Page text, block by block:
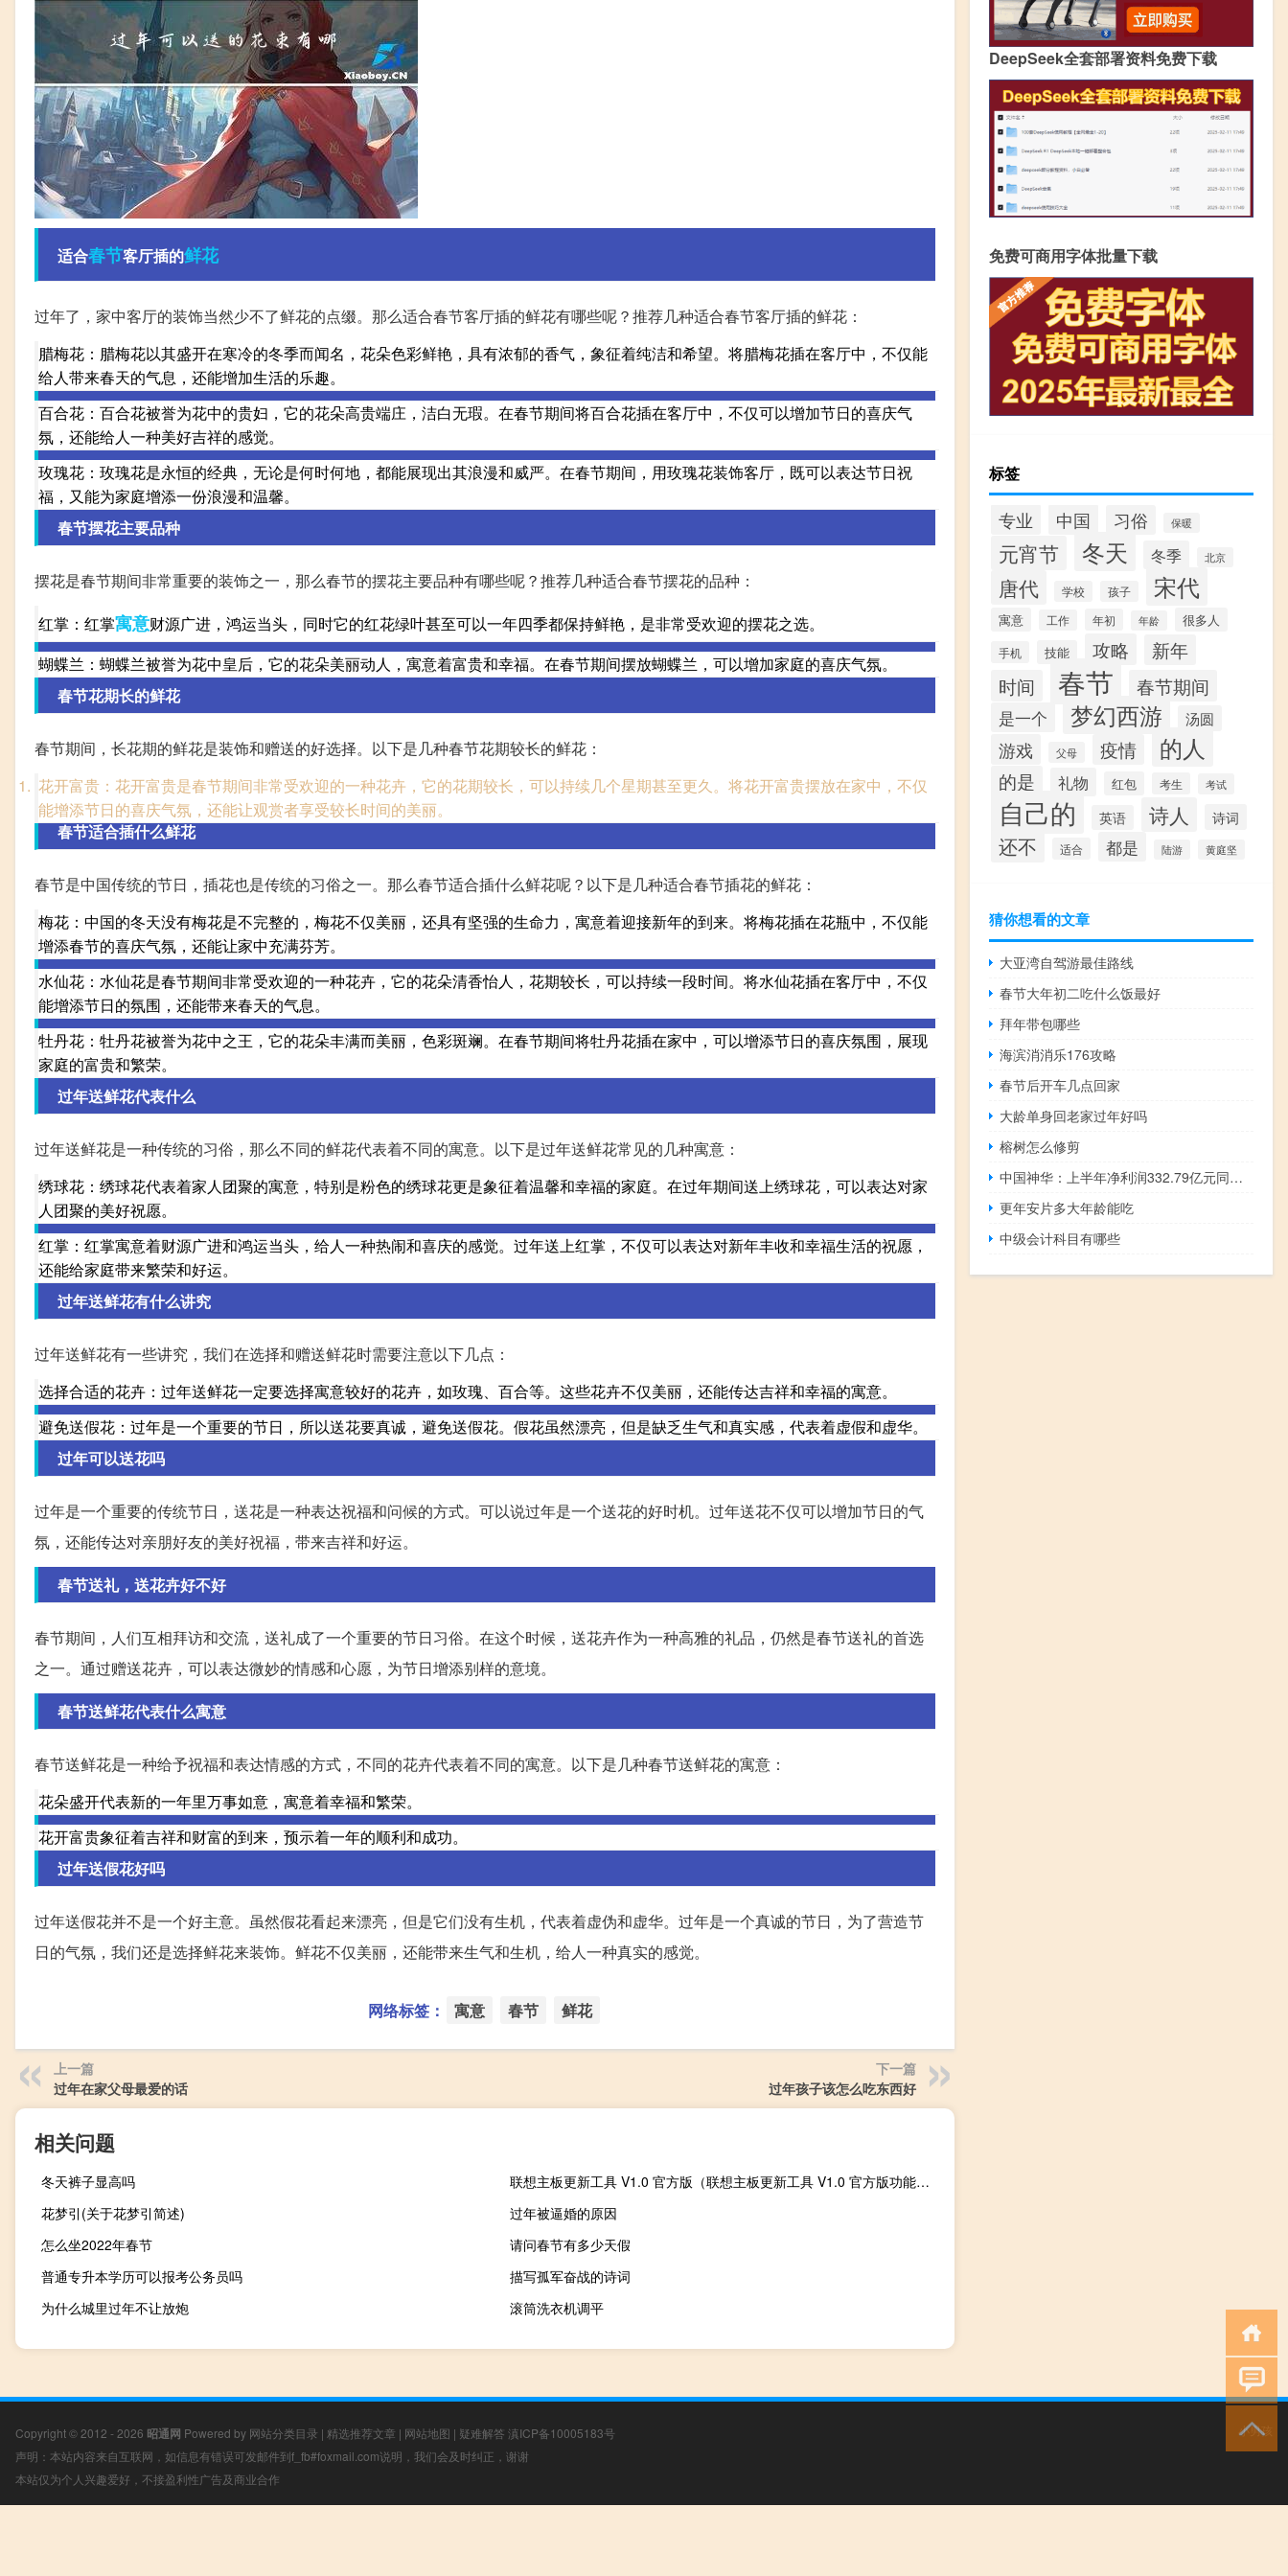
适合春节客厅插的鲜花
过年了，家中客厅的装饰当然少不了鲜花的点缀。那么适合春节客厅插的鲜花有哪些呢？推荐几种适合春节客厅插的鲜花：
腊梅花：腊梅花以其盛开在寒冷的冬季而闻名，花朵色彩鲜艳，具有浓郁的香气，象征着纯洁和希望。将腊梅花插在客厅中，不仅能
给人带来春天的气息，还能增加生活的乐趣。
百合花：百合花被誉为花中的贵妇，它的花朵高贵端庄，洁白无瑕。在春节期间将百合花插在客厅中，不仅可以增加节日的喜庆气
氛，还能给人一种美好吉祥的感觉。
玫瑰花：玫瑰花是永恒的经典，无论是何时何地，都能展现出其浪漫和威严。在春节期间，用玫瑰花装饰客厅，既可以表达节日祝
福，又能为家庭增添一份浪漫和温馨。
春节摆花主要品种
摆花是春节期间非常重要的装饰之一，那么春节的摆花主要品种有哪些呢？推荐几种适合春节摆花的品种：
红掌：红掌寓意财源广进，鸿运当头，同时它的红花绿叶甚至可以一年四季都保持鲜艳，是非常受欢迎的摆花之选。
蝴蝶兰：蝴蝶兰被誉为花中皇后，它的花朵美丽动人，寓意着富贵和幸福。在春节期间摆放蝴蝶兰，可以增加家庭的喜庆气氛。
春节花期长的鲜花
春节期间，长花期的鲜花是装饰和赠送的好选择。以下是几种春节花期较长的鲜花：
花开富贵：花开富贵是春节期间非常受欢迎的一种花卉，它的花期较长，可以持续几个星期甚至更久。将花开富贵摆放在家中，不仅
能增添节日的喜庆气氛，还能让观赏者享受较长时间的美丽。
春节适合插什么鲜花
春节是中国传统的节日，插花也是传统的习俗之一。那么春节适合插什么鲜花呢？以下是几种适合春节插花的鲜花：
梅花：中国的冬天没有梅花是不完整的，梅花不仅美丽，还具有坚强的生命力，寓意着迎接新年的到来。将梅花插在花瓶中，不仅能
增添春节的喜庆气氛，还能让家中充满芬芳。
水仙花：水仙花是春节期间非常受欢迎的一种花卉，它的花朵清香怡人，花期较长，可以持续一段时间。将水仙花插在客厅中，不仅
能增添节日的氛围，还能带来春天的气息。
牡丹花：牡丹花被誉为花中之王，它的花朵丰满而美丽，色彩斑斓。在春节期间将牡丹花插在家中，可以增添节日的喜庆氛围，展现
家庭的富贵和繁荣。
过年送鲜花代表什么
过年送鲜花是一种传统的习俗，那么不同的鲜花代表着不同的寓意。以下是过年送鲜花常见的几种寓意：
绣球花：绣球花代表着家人团聚的寓意，特别是粉色的绣球花更是象征着温馨和幸福的家庭。在过年期间送上绣球花，可以表达对家
人团聚的美好祝愿。
红掌：红掌寓意着财源广进和鸿运当头，给人一种热闹和喜庆的感觉。过年送上红掌，不仅可以表达对新年丰收和幸福生活的祝愿，
还能给家庭带来繁荣和好运。
过年送鲜花有什么讲究
过年送鲜花有一些讲究，我们在选择和赠送鲜花时需要注意以下几点：
选择合适的花卉：过年送鲜花一定要选择寓意较好的花卉，如玫瑰、百合等。这些花卉不仅美丽，还能传达吉祥和幸福的寓意。
避免送假花：过年是一个重要的节日，所以送花要真诚，避免送假花。假花虽然漂亮，但是缺乏生气和真实感，代表着虚假和虚华。
过年可以送花吗
过年是一个重要的传统节日，送花是一种表达祝福和问候的方式。可以说过年是一个送花的好时机。过年送花不仅可以增加节日的气
氛，还能传达对亲朋好友的美好祝福，带来吉祥和好运。
春节送礼，送花卉好不好
春节期间，人们互相拜访和交流，送礼成了一个重要的节日习俗。在这个时候，送花卉作为一种高雅的礼品，仍然是春节送礼的首选
之一。通过赠送花卉，可以表达微妙的情感和心愿，为节日增添别样的意境。
春节送鲜花代表什么寓意
春节送鲜花是一种给予祝福和表达情感的方式，不同的花卉代表着不同的寓意。以下是几种春节送鲜花的寓意：
花朵盛开代表新的一年里万事如意，寓意着幸福和繁荣。
花开富贵象征着吉祥和财富的到来，预示着一年的顺利和成功。
过年送假花好吗
过年送假花并不是一个好主意。虽然假花看起来漂亮，但是它们没有生机，代表着虚伪和虚华。过年是一个真诚的节日，为了营造节
日的气氛，我们还是选择鲜花来装饰。鲜花不仅美丽，还能带来生气和生机，给人一种真实的感觉。
网络标签： 寓意 春节 鲜花
上一篇
过年在家父母最爱的话
下一篇
过年孩子该怎么吃东西好
相关问题
冬天裤子显高吗
联想主板更新工具 V1.0 官方版（联想主板更新工具 V1.0 官方版功能简介）
花梦引(关于花梦引简述)
过年被逼婚的原因
怎么坐2022年春节
请问春节有多少天假
普通专升本学历可以报考公务员吗
描写孤军奋战的诗词
为什么城里过年不让放炮
滚筒洗衣机调平
DeepSeek全套部署资料免费下载
免费可商用字体批量下载
标签
专业 中国 习俗 保暖
元宵节 冬天 冬季 北京
唐代 学校 孩子 宋代
寓意 工作 年初 年龄 很多人
手机 技能 攻略 新年
时间 春节 春节期间
是一个 梦幻西游 汤圆
游戏 父母 疫情 的人
的是 礼物 红包 考生 考试
自己的 英语 诗人 诗词
还不 适合 都是 陆游 黄庭坚
猜你想看的文章
大亚湾自驾游最佳路线
春节大年初二吃什么饭最好
拜年带包哪些
海滨消消乐176攻略
春节后开车几点回家
大龄单身回老家过年好吗
榕树怎么修剪
中国神华：上半年净利润332.79亿元同比增长19.2%
更年安片多大年龄能吃
中级会计科目有哪些
Copyright © 2012 - 2026 昭通网 Powered by 网站分类目录 | 精选推荐文章 | 网站地图 | 疑难解答 滇ICP备10005183号
声明：本站内容来自互联网，如信息有错误可发邮件到f_fb#foxmail.com说明，我们会及时纠正，谢谢
本站仅为个人兴趣爱好，不接盈利性广告及商业合作
小男孩